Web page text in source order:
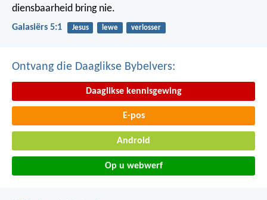
diensbaarheid bring nie.
Galasiërs 5:1 Jesus lewe verlosser
Ontvang die Daaglikse Bybelvers:
Daaglikse kennisgewing
E-pos
Android
Op u webwerf